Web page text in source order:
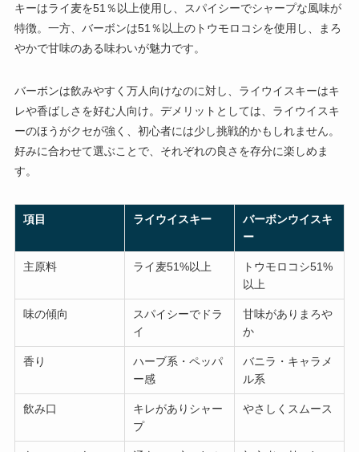
キーはライ麦を51％以上使用し、スパイシーでシャープな風味が
特徴。一方、バーボンは51％以上のトウモロコシを使用し、まろ
やかで甘味のある味わいが魅力です。
バーボンは飲みやすく万人向けなのに対し、ライウイスキーはキ
レや香ばしさを好む人向け。デメリットとしては、ライウイスキ
ーのほうがクセが強く、初心者には少し挑戦的かもしれません。
好みに合わせて選ぶことで、それぞれの良さを存分に楽しめま
す。
項目 ライウイスキー
バーボンウイスキ
ー
主原料 ライ麦51%以上
トウモロコシ51%
以上
味の傾向
スパイシーでドラ
イ
甘味がありまろや
か
香り
ハーブ系・ペッパ
ー感
バニラ・キャラメ
ル系
飲み口
キレがありシャー
プ
やさしくスムース